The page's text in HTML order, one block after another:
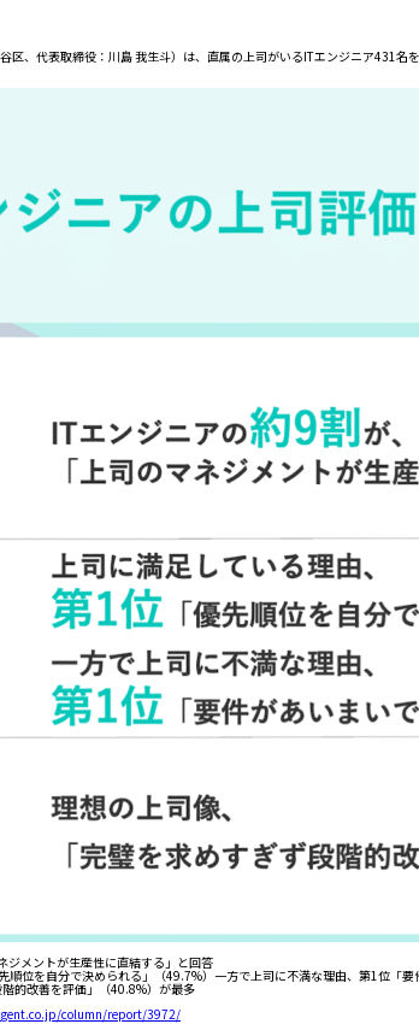
区、代表取締役：川島 我生斗）は、直属の上司がいるITエンジニア431
ジメントが生産性に直結する」と回答
位を自分で決められる」（49.7%）一方で上司に不満な理由、第1位「要
的改善を評価」（40.8%）が最多
column/report/3972/